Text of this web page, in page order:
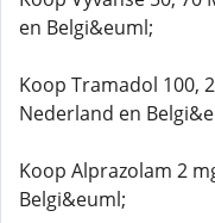
en Belgi&euml;
Koop Tramadol 100,
Nederland en
Koop Alprazolam 2
Belgi&euml;